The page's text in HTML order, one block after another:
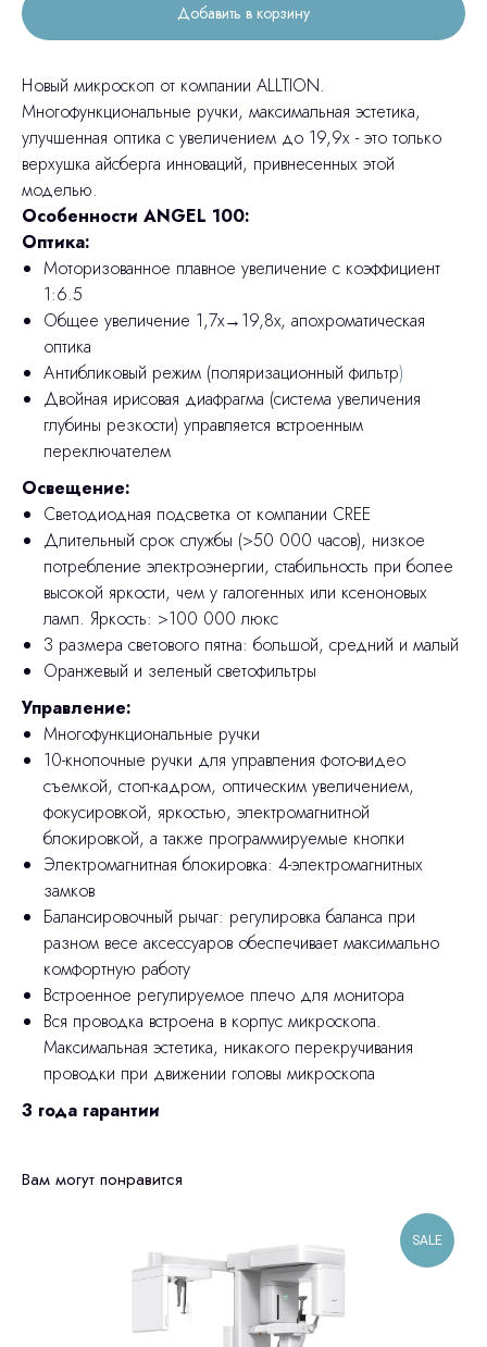
Добавить в корзину
Новый микроскоп от компании ALLTION.
Многофункциональные ручки, максимальная эстетика,
улучшенная оптика с увеличением до 19,9х - это только
верхушка айсберга инноваций, привнесенных этой
моделью.
Особенности ANGEL 100:
Оптика:
Моторизованное плавное увеличение с коэффициент
1:6.5
Общее увеличение 1,7x→19,8x, апохроматическая
оптика
Антибликовый режим (поляризационный фильтр)
Двойная ирисовая диафрагма (система увеличения
глубины резкости) управляется встроенным
переключателем
Освещение:
Cветодиодная подсветка от компании CREE
Длительный срок службы (>50 000 часов), низкое
потребление электроэнергии, стабильность при более
высокой яркости, чем у галогенных или ксеноновых
ламп. Яркость: >100 000 люкс
3 размера светового пятна: большой, средний и малый
Оранжевый и зеленый светофильтры
Управление:
Многофункциональные ручки
10-кнопочные ручки для управления фото-видео
съемкой, стоп-кадром, оптическим увеличением,
фокусировкой, яркостью, электромагнитной
блокировкой, а также программируемые кнопки
Электромагнитная блокировка: 4-электромагнитных
замков
Балансировочный рычаг: регулировка баланса при
разном весе аксессуаров обеспечивает максимально
комфортную работу
Встроенное регулируемое плечо для монитора
Вся проводка встроена в корпус микроскопа.
Максимальная эстетика, никакого перекручивания
проводки при движении головы микроскопа
3 года гарантии
Вам могут понравится
SALE